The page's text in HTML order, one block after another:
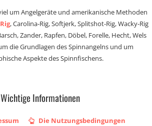
um Angelgeräte und amerikanische Methoden
, Carolina-Rig, Softjerk, Splitshot-Rig, Wacky-Rig
Zander, Rapfen, Döbel, Forelle, Hecht, Wels
die Grundlagen des Spinnangelns und um
Aspekte des Spinnfischens.
Wichtige Informationen
Die Nutzungsbedingungen